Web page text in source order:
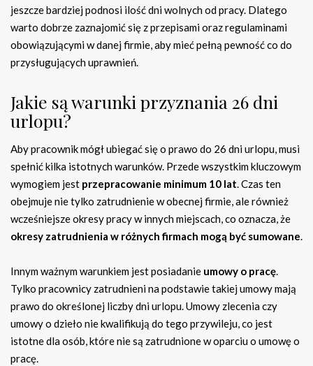
jeszcze bardziej podnosi ilość dni wolnych od pracy. Dlatego
warto dobrze zaznajomić się z przepisami oraz regulaminami
obowiązującymi w danej firmie, aby mieć pełną pewność co do
przysługujących uprawnień.
Jakie są warunki przyznania 26 dni
urlopu?
Aby pracownik mógł ubiegać się o prawo do 26 dni urlopu, musi
spełnić kilka istotnych warunków. Przede wszystkim kluczowym
wymogiem jest przepracowanie minimum 10 lat. Czas ten
obejmuje nie tylko zatrudnienie w obecnej firmie, ale również
wcześniejsze okresy pracy w innych miejscach, co oznacza, że
okresy zatrudnienia w różnych firmach mogą być sumowane.
Innym ważnym warunkiem jest posiadanie umowy o pracę.
Tylko pracownicy zatrudnieni na podstawie takiej umowy mają
prawo do określonej liczby dni urlopu. Umowy zlecenia czy
umowy o dzieło nie kwalifikują do tego przywileju, co jest
istotne dla osób, które nie są zatrudnione w oparciu o umowę o
pracę.